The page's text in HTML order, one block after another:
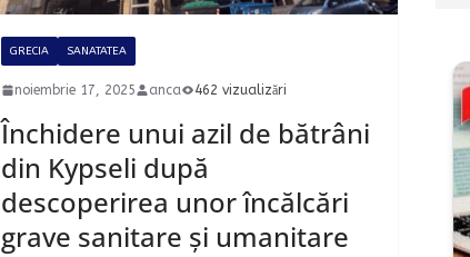
GRECIA SANATATEA
noiembrie 17, 2025 anca 462 vizualizări
Închidere unui azil de bătrâni
din Kypseli după
descoperirea unor încălcări
grave sanitare și umanitare